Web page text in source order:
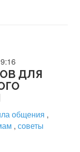
ДЛЯ
общения ,
, советы